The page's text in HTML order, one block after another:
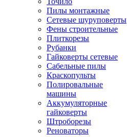
Пилы монтажные
Сетевые шуруповерты
Фены строительные
Плиткорезы
Рубанки
Гайковерты сетевые
Сабельные пилы
Краскопульты
Полировальные
машины
Аккумуляторные
гайковерты
Штроборезы
Реноваторы